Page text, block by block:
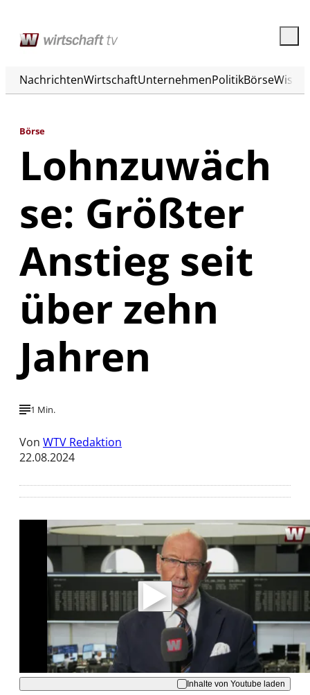
NachrichtenWirtschaftUnternehmenPolitikBörse
Börse
Lohnzuwäch
se: Größter
Anstieg seit
über zehn
Jahren
1 Min.
Von WTV Redaktion
22.08.2024
Mit der Wiedergabe dieses Videos werden
Daten an Youtube übertragen.
Hinweise dazu erhalten Sie in derDatenschutzerklärung.
Akzeptieren
Inhalte von Youtube laden